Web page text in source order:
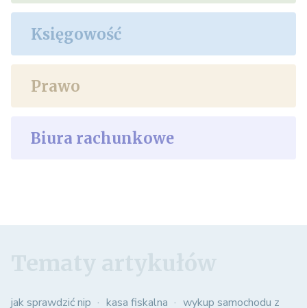
Księgowość
Prawo
Biura rachunkowe
jak sprawdzić nip kasa fiskalna wykup samochodu z